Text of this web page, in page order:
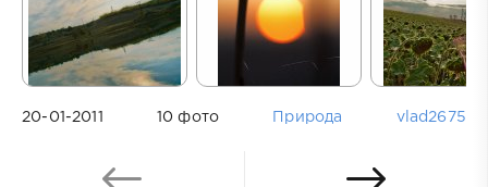
20-01-2011 10 фото Природа vlad2675